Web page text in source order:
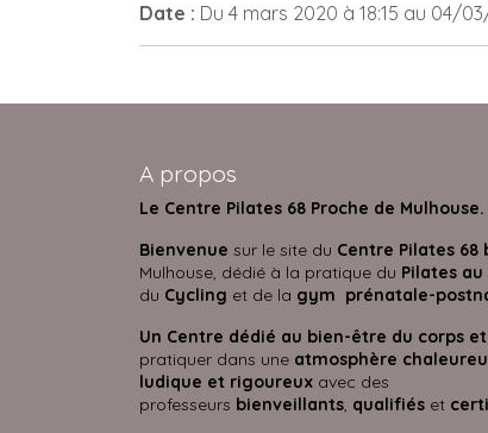
Date : Du 4 mars 2020 à 18:15 au 04/
A propos
Le Centre Pilates 68 Proche de Mulhouse.
Bienvenue sur le site du Centre Pilates
Mulhouse, dédié à la pratique du Pilates au
du Cycling et de la gym prénatale-
Un Centre dédié au bien-être du corps
pratiquer dans une atmosphère
ludique et rigoureux avec des
professeurs bienveillants, qualifiés et